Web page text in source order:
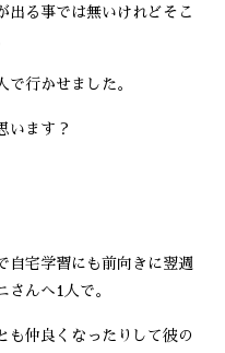
出る事では無いけれどそこ
で行かせました。
います？
自宅学習にも前向きに翌週
さんへ1人で。
も仲良くなったりして彼の